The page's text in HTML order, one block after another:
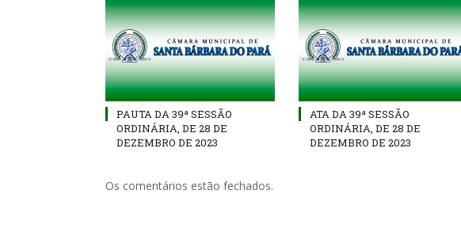
PAUTA DA 39ª SESSÃO
ORDINÁRIA, DE 28 DE
DEZEMBRO DE 2023
ATA DA 39ª SESSÃO
ORDINÁRIA, DE 28 DE
DEZEMBRO DE 2023
Os comentários estão fechados.